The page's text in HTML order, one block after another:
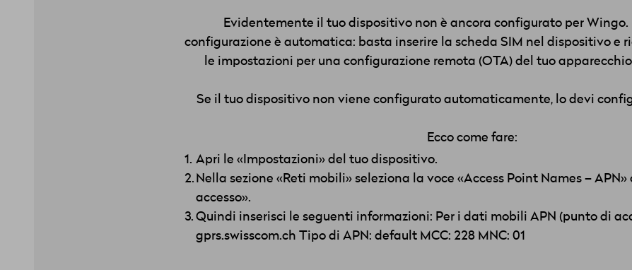
Evidentemente il tuo dispositivo non è ancora configurato per
configurazione è automatica: basta inserire la scheda SIM nel dispositivo e
le impostazioni per una configurazione remota (OTA) del tuo
Se il tuo dispositivo non viene configurato automaticamente, lo devi
Ecco come fare:
Apri le «Impostazioni» del tuo dispositivo.
Nella sezione «Reti mobili» seleziona la voce «Access Point Names –
accesso».
Quindi inserisci le seguenti informazioni: Per i dati mobili APN (punto di
gprs.swisscom.ch Tipo di APN: default MCC: 228 MNC: 01